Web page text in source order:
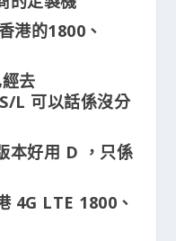
港的1800、
去
L 可以話係沒分
本好用 D ，只係
4G LTE 1800、